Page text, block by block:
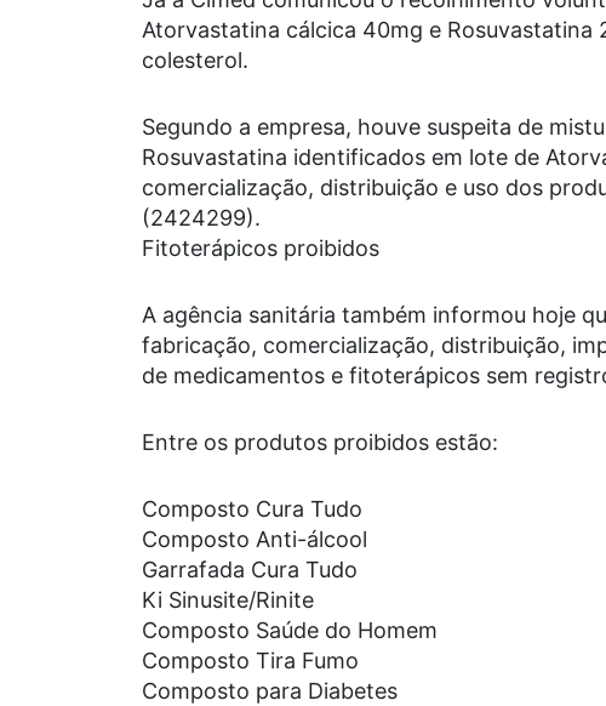
Atorvastatina cálcica 40mg e
colesterol.
Segundo a empresa, houve suspeita de
Rosuvastatina identificados em lote de
comercialização, distribuição e uso dos
(2424299).
Fitoterápicos proibidos
A agência sanitária também informou hoje
fabricação, comercialização, distribuição,
de medicamentos e fitoterápicos sem
Entre os produtos proibidos estão:
Composto Cura Tudo
Composto Anti-álcool
Garrafada Cura Tudo
Ki Sinusite/Rinite
Composto Saúde do Homem
Composto Tira Fumo
Composto para Diabetes